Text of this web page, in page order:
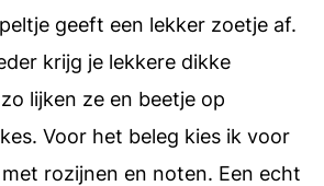
geeft een lekker zoetje af.
krijg je lekkere dikke
lijken ze en beetje op
Voor het beleg kies ik voor
rozijnen en noten. Een echt